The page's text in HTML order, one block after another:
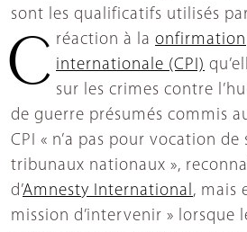
sont les qualificatifs utilisés
réaction à la confirmation
internationale (CPI)
sur les crimes contre
de guerre présumés commis
CPI « n’a pas pour vocation
tribunaux nationaux »,
d’Amnesty International, mais
mission d’intervenir » lorsque